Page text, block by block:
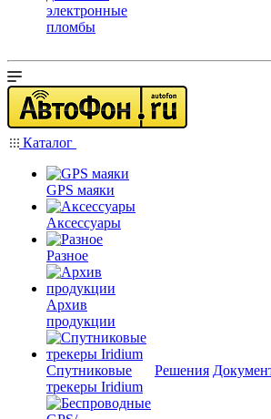
электронные
пломбы
Каталог
GPS маяки
Аксессуары
Разное
Архив
продукции
Спутниковые
трекеры Iridium
Решения